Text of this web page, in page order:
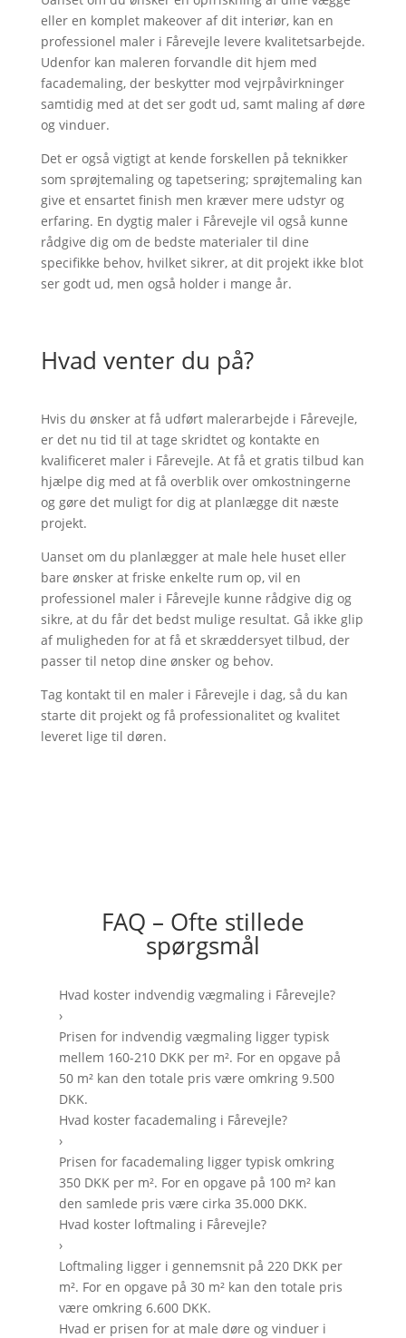
eller en komplet makeover af dit interiør, kan en
professionel maler i Fårevejle levere kvalitetsarbejde.
Udenfor kan maleren forvandle dit hjem med
facademaling, der beskytter mod vejrpåvirkninger
samtidig med at det ser godt ud, samt maling af døre
og vinduer.
Det er også vigtigt at kende forskellen på teknikker
som sprøjtemaling og tapetsering; sprøjtemaling kan
give et ensartet finish men kræver mere udstyr og
erfaring. En dygtig maler i Fårevejle vil også kunne
rådgive dig om de bedste materialer til dine
specifikke behov, hvilket sikrer, at dit projekt ikke blot
ser godt ud, men også holder i mange år.
Hvad venter du på?
Hvis du ønsker at få udført malerarbejde i Fårevejle,
er det nu tid til at tage skridtet og kontakte en
kvalificeret maler i Fårevejle. At få et gratis tilbud kan
hjælpe dig med at få overblik over omkostningerne
og gøre det muligt for dig at planlægge dit næste
projekt.
Uanset om du planlægger at male hele huset eller
bare ønsker at friske enkelte rum op, vil en
professionel maler i Fårevejle kunne rådgive dig og
sikre, at du får det bedst mulige resultat. Gå ikke glip
af muligheden for at få et skræddersyet tilbud, der
passer til netop dine ønsker og behov.
Tag kontakt til en maler i Fårevejle i dag, så du kan
starte dit projekt og få professionalitet og kvalitet
leveret lige til døren.
FAQ – Ofte stillede
spørgsmål
Hvad koster indvendig vægmaling i Fårevejle?
›
Prisen for indvendig vægmaling ligger typisk
mellem 160-210 DKK per m². For en opgave på
50 m² kan den totale pris være omkring 9.500
DKK.
Hvad koster facademaling i Fårevejle?
›
Prisen for facademaling ligger typisk omkring
350 DKK per m². For en opgave på 100 m² kan
den samlede pris være cirka 35.000 DKK.
Hvad koster loftmaling i Fårevejle?
›
Loftmaling ligger i gennemsnit på 220 DKK per
m². For en opgave på 30 m² kan den totale pris
være omkring 6.600 DKK.
Hvad er prisen for at male døre og vinduer i